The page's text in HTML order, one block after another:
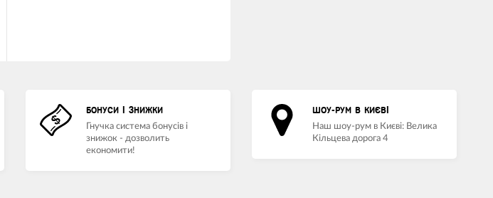
БОНУСИ І ЗНИЖКИ
Гнучка система бонусів і
знижок - дозволить
економити!
ШОУ-РУМ В КИЄВІ
Наш шоу-рум в Києві: Велика
Кільцева дорога 4